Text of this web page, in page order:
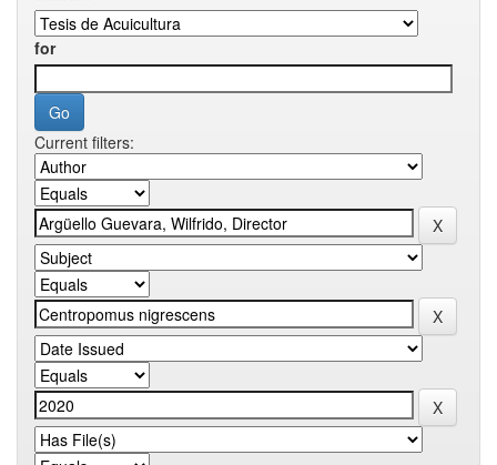
for
Current filters: